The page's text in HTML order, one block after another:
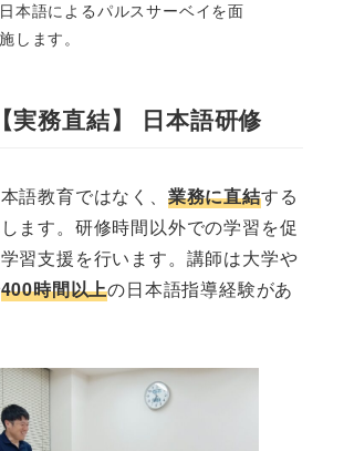
本語によるパルスサーベイを面
します。
【実務直結】 日本語研修
語教育ではなく、 業務に直結する
ます。研修時間以外での学習を促
習支援を行います。講師は大学や
400時間以上の日本語指導経験があ